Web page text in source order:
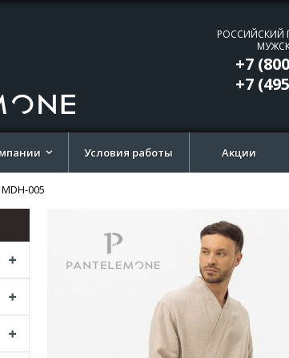
РОССИЙСКИЙ
+7
+7
Условия работы Акции
005
галереи
изображений
галереи
изображений